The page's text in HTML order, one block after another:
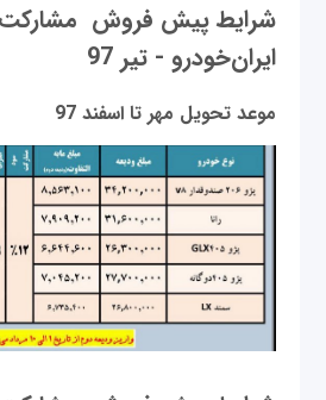
شرایط پیش فروش مشارکت
ایران‌خودرو - تیر 97
موعد تحویل مهر تا اسفند 97